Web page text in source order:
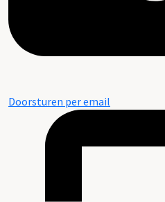
Doorsturen per email